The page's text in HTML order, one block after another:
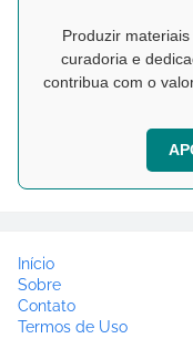
Produzir
curadoria e
contribua com o
Início
Sobre
Contato
Termos de Uso